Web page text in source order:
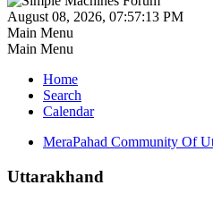
August 08, 2026, 07:57:13 PM
Main Menu
Main Menu
Home
Search
Calendar
MeraPahad Community Of
Uttarakhand